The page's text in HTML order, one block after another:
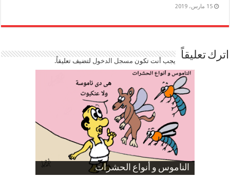
15 مارس، 2019
اترك تعليقاً يجب أنت تكون مسجل الدخوللتضيف تعليقاً.
الناموس و أنواع الحشرات
الموظفين بعد ارتفاع الأسعار
ارتفاع نسبة الطلاق في مصر
صورة كاركاتيرية
صورة كاركاتيرية